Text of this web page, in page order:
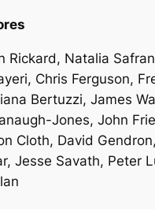
Rickard, Natalia
Chris Ferguson,
Bertuzzi, James
Jones, John
Cloth, David
Jesse Savath, Peter